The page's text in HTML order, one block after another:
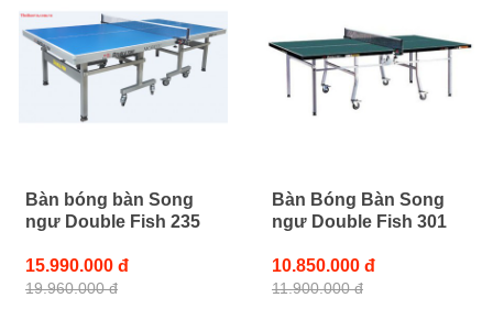
Bàn bóng bàn Song
ngư Double Fish 235
15.990.000 đ
19.960.000 đ
Bàn Bóng Bàn Song
ngư Double Fish 301
10.850.000 đ
11.900.000 đ